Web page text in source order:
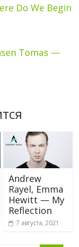
Do We Begin
Tomas —
Andrew
Rayel, Emma
Hewitt — My
Reflection
7 августа, 2021